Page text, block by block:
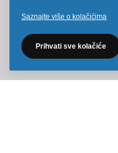
Saznajte više o kolačićima
Prihvati sve kolačiće